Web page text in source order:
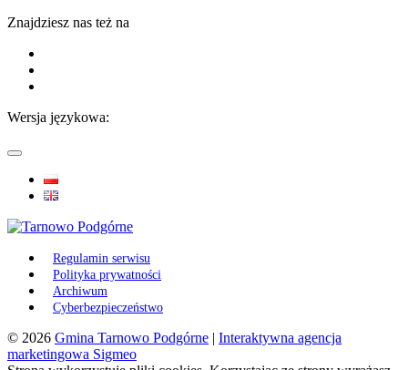
Znajdziesz nas też na
Wersja językowa:
Regulamin serwisu
Polityka prywatności
Archiwum
Cyberbezpieczeństwo
© 2026 Gmina Tarnowo Podgórne | Interaktywna agencja
marketingowa Sigmeo